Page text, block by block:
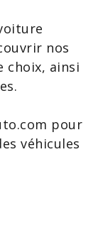
nos
choix, ainsi
.
pour
véhicules